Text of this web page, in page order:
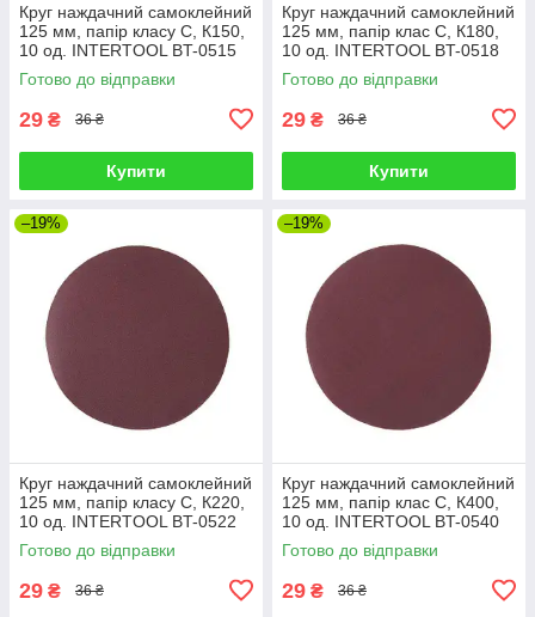
Круг наждачний самоклейний
125 мм, папір класу С, К150,
10 од. INTERTOOL BT-0515
Готово до відправки
29 ₴ 36 ₴
Купити
Круг наждачний самоклейний
125 мм, папір клас С, К180,
10 од. INTERTOOL BT-0518
Готово до відправки
29 ₴ 36 ₴
Купити
–19%
Круг наждачний самоклейний
125 мм, папір класу С, К220,
10 од. INTERTOOL BT-0522
Готово до відправки
29 ₴ 36 ₴
–19%
Круг наждачний самоклейний
125 мм, папір клас С, К400,
10 од. INTERTOOL BT-0540
Готово до відправки
29 ₴ 36 ₴